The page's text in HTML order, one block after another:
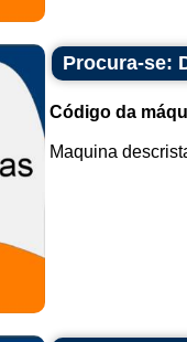
Procura-se:
Código da
Maquina